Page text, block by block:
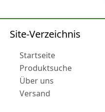
Site-Verzeichnis
Startseite
Produktsuche
Über uns
Versand